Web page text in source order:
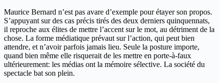
Maurice Bernard n’est pas avare d’exemple pour étayer son propos.
S’appuyant sur des cas précis tirés des deux derniers quinquennats,
il reproche aux élites de mettre l’accent sur le mot, au détriment de la
chose. La forme médiatique prévaut sur l’action, qui peut bien
attendre, et n’avoir parfois jamais lieu. Seule la posture importe,
quand bien même elle risquerait de les mettre en porte-à-faux
ultérieurement: les médias ont la mémoire sélective. La société du
spectacle bat son plein.